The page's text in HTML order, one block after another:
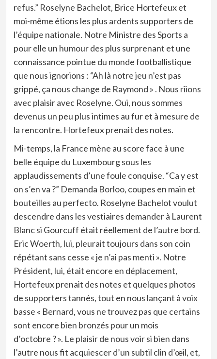
refus.” Roselyne Bachelot, Brice Hortefeux et
moi-même étions les plus ardents supporters de
l’équipe nationale. Notre Ministre des Sports a
pour elle un humour des plus surprenant et une
connaissance pointue du monde footballistique
que nous ignorions : “Ah là notre jeu n’est pas
grippé, ça nous change de Raymond » . Nous riions
avec plaisir avec Roselyne. Oui, nous sommes
devenus un peu plus intimes au fur et à mesure de
la rencontre. Hortefeux prenait des notes.
Mi-temps, la France mène au score face à une
belle équipe du Luxembourg sous les
applaudissements d’une foule conquise. “Ca y est
on s’en va ?” Demanda Borloo, coupes en main et
bouteilles au perfecto. Roselyne Bachelot voulut
descendre dans les vestiaires demander à Laurent
Blanc si Gourcuff était réellement de l’autre bord.
Eric Woerth, lui, pleurait toujours dans son coin
répétant sans cesse « je n’ai pas menti ». Notre
Président, lui, était encore en déplacement,
Hortefeux prenait des notes et quelques photos
de supporters tannés, tout en nous lançant à voix
basse « Bernard, vous ne trouvez pas que certains
sont encore bien bronzés pour un mois
d’octobre ? ». Le plaisir de nous voir si bien dans
l’autre nous fit acquiescer d’un subtil clin d’œil, et,